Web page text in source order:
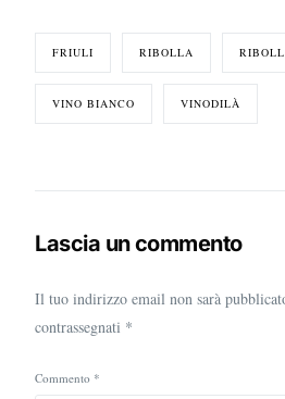
FRIULI RIBOLLA
VINO BIANCO VINODILÀ
Lascia un commento
Il tuo indirizzo email non sarà
contrassegnati *
Commento *